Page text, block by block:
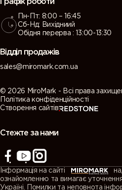
Графік роботи
Пн-Пт: 8:00 – 16:45
Сб-Нд: Вихідниий
Обідня перерва : 13:00-13:30
Відділ продажів
sales@miromark.com.ua
© 2026 MiroMark - Всі права
Політика конфіденційності
Створення сайтів
Стежте за нами
Інформація на сайті
ознайомленню та вимагає
Україні. Помилки та неповнота